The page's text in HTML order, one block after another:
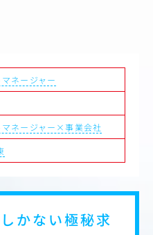
ント
ブ、マーケ、マネタイズ。
高のユーザー体験」という
ェクトを加速させます。
ネージャー
マネージャー×事業会社
かない極秘求